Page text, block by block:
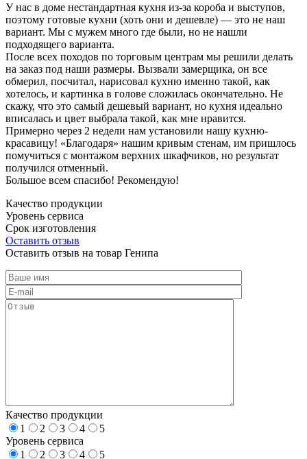
У нас в доме нестандартная кухня из-за короба и выступов,
поэтому готовые кухни (хоть они и дешевле) — это не наш
вариант. Мы с мужем много где были, но не нашли
подходящего варианта.
После всех походов по торговым центрам мы решили делать
на заказ под наши размеры. Вызвали замерщика, он все
обмерил, посчитал, нарисовал кухню именно такой, как
хотелось, и картинка в голове сложилась окончательно. Не
скажу, что это самый дешевый вариант, но кухня идеально
вписалась и цвет выбрала такой, как мне нравится.
Примерно через 2 недели нам установили нашу кухню-
красавицу! «Благодаря» нашим кривым стенам, им пришлось
помучиться с монтажом верхних шкафчиков, но результат
получился отменный.
Большое всем спасибо! Рекомендую!
Качество продукции
Уровень сервиса
Срок изготовления
Оставить отзыв
Оставить отзыв на товар Генипа
Качество продукции
1
2 3 4
5
Уровень сервиса
1
2 3 4 5